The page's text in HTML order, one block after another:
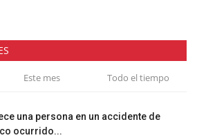
Este mes Todo el tiempo
una persona en un accidente de
ocurrido...